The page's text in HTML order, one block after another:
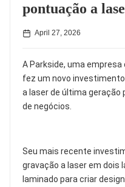
pontuação a
April 27, 2026
A Parkside, uma
fez um novo
a laser de última geração
de negócios.
Seu mais recente
gravação a laser em dois
laminado para criar